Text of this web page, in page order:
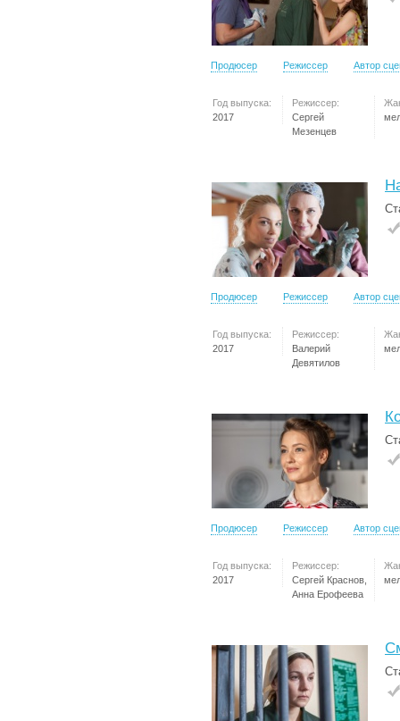
Продюсер Режиссер Автор
Год выпуска:
2017
Режиссер:
Сергей
Мезенцев
Продюсер Режиссер Автор
Год выпуска:
2017
Режиссер:
Валерий
Девятилов
Продюсер Режиссер Автор
Год выпуска:
2017
Режиссер:
Сергей Краснов,
Анна Ерофеева